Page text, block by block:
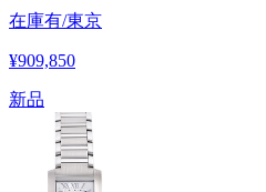
在庫有/東京
¥909,850
新品